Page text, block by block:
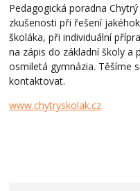
Pedagogická poradna
zkušenosti při řešení
školáka, při individuální
na zápis do základní školy a
osmiletá gymnázia. Těšíme
kontaktovat.
www.chytryskolak.cz